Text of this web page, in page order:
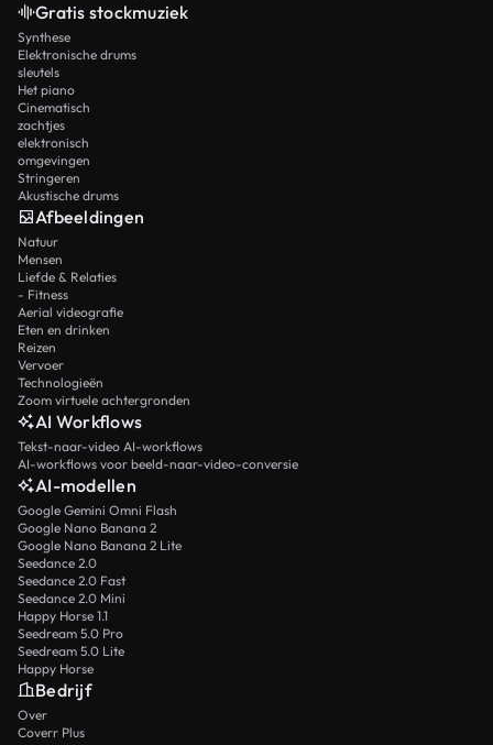
Gratis stockmuziek
Synthese
Elektronische drums
sleutels
Het piano
Cinematisch
zachtjes
elektronisch
omgevingen
Stringeren
Akustische drums
Afbeeldingen
Natuur
Mensen
Liefde & Relaties
- Fitness
Aerial videografie
Eten en drinken
Reizen
Vervoer
Technologieën
Zoom virtuele achtergronden
AI Workflows
Tekst-naar-video AI-workflows
AI-workflows voor beeld-naar-video-conversie
AI-modellen
Google Gemini Omni Flash
Google Nano Banana 2
Google Nano Banana 2 Lite
Seedance 2.0
Seedance 2.0 Fast
Seedance 2.0 Mini
Happy Horse 1.1
Seedream 5.0 Pro
Seedream 5.0 Lite
Happy Horse
Bedrijf
Over
Coverr Plus